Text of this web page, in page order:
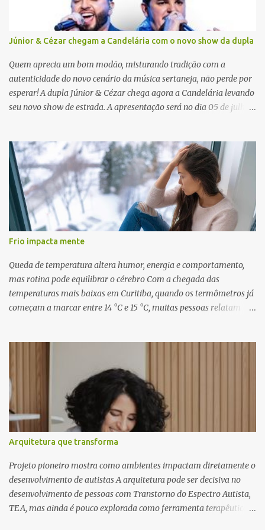
Júnior & Cézar chegam a Candelária com o novo show da dupla
Quem aprecia um bom modão, misturando tradição com a
autenticidade do novo cenário da música sertaneja, não perde por
esperar! A dupla Júnior & Cézar chega agora a Candelária levando
seu novo show de estrada. A apresentação será no dia 05 de julho
barriga diferente. O projeto ‘Simplesmente’ ainda nem foi lançado
por completo e já ver o público cantando com a gente, show após
show, é algo surreal. Muita gente que nos acompanha, desde os
tempos de ‘Clone’ e ‘Golzinho Quadrado’ e, poder seguir juntos
agora, nessa caminhada com ‘Fraquinho de Aparência’, é
gratificante”, comentam os cantores. Além de rodar várias regiões
do Brasil com a agenda de shows, Júnior & Cézar estão lançando
"Simplesmente". O projeto nasceu em 2024, contendo 14 faixas
inéditas, com direção criativa de Fernando Trevisan (Catatau) e
direção musical de Eduardo Pepato....
Frio impacta mente
Queda de temperatura altera humor, energia e comportamento,
mas rotina pode equilibrar o cérebro Com a chegada das
temperaturas mais baixas em Curitiba, quando os termômetros já
começam a marcar entre 14 °C e 15 °C, muitas pessoas relatam
como um sinal de escassez, influenciando diretamente o
comportamento e a saúde mental. Segundo o neurocientista e
hipnoterapeuta Renê Skaraboto , o organismo ainda opera com
base em mecanismos primitivos. “O nosso cérebro foi moldado ao
longo de milhões de anos para viver na natureza, respeitando
ciclos como o dia e a noite e as estações do ano. Quando a
temperatura cai, ele entende que precisa economizar energia,
como se estivesse se preparando para um período de poucos
recursos”, explica. Esse mecanismo aj...
Arquitetura que transforma
Projeto pioneiro mostra como ambientes impactam diretamente o
desenvolvimento de autistas A arquitetura pode ser decisiva no
desenvolvimento de pessoas com Transtorno do Espectro Autista,
TEA, mas ainda é pouco explorada como ferramenta terapêutica